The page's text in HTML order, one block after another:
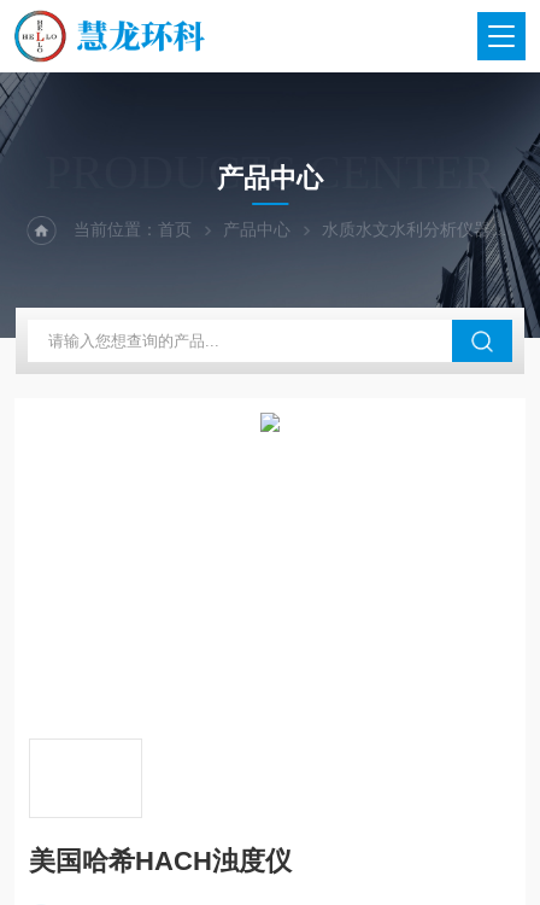
PRODUCTS CENTER
产品中心
当前位置：首页 产品中心 水质水文水利分析仪器
美国哈希HACH浊度仪